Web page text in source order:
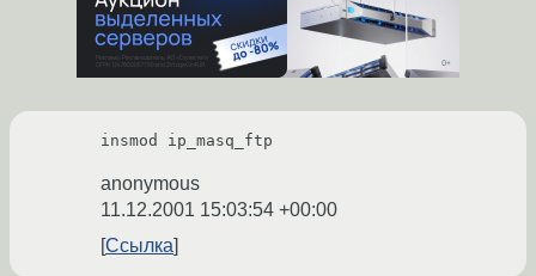
insmod ip_masq_ftp
anonymous
11.12.2001 15:03:54 +00:00
Ссылка